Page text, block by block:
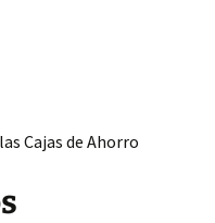
Cajas de Ahorro